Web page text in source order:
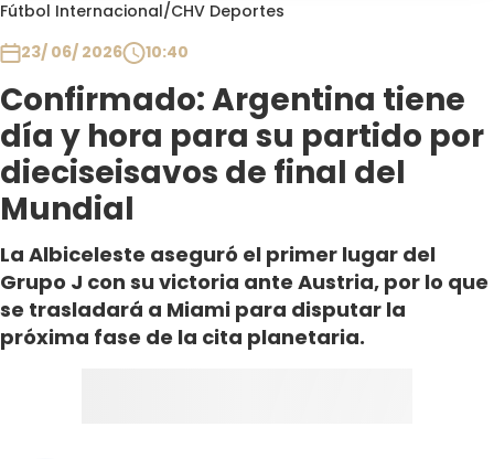
Fútbol Internacional/CHV Deportes
23/ 06/ 2026
10:40
Confirmado: Argentina tiene
día y hora para su partido por
dieciseisavos de final del
Mundial
La Albiceleste aseguró el primer lugar del
Grupo J con su victoria ante Austria, por lo que
se trasladará a Miami para disputar la
próxima fase de la cita planetaria.
Programas
Club De La Comedia
Contigo en Directo
Plan Perfecto
El Tiempo
Sabingo
Todos Los Programas